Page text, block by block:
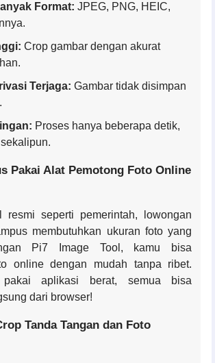
Format: JPEG, PNG, HEIC,
Crop gambar dengan akurat
Terjaga: Gambar tidak disimpan
Proses hanya beberapa detik,
Pakai Alat Pemotong Foto Online
resmi seperti pemerintah, lowongan
membutuhkan ukuran foto yang
Pi7 Image Tool, kamu bisa
online dengan mudah tanpa ribet.
aplikasi berat, semua bisa
dari browser!
Tanda Tangan dan Foto